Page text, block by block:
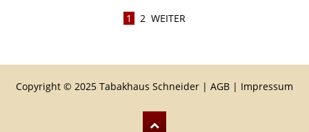
1 2 WEITER
Copyright © 2025 Tabakhaus Schneider | AGB | Impressum